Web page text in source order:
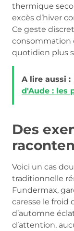
thermique
excès d’hiver
Ce geste
consommation
quotidien plus
A lire aussi :
d'Aude : les
Des
Voici un cas
traditionnelle
Fundermax,
caresse le
d’automne
d’attention,